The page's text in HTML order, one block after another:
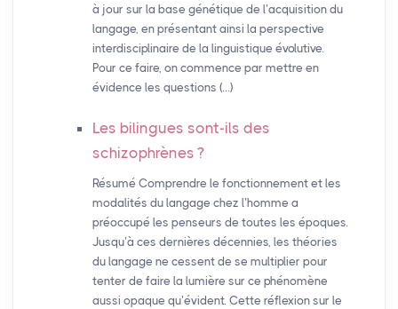
à jour sur la base génétique de l’acquisition du
langage, en présentant ainsi la perspective
interdisciplinaire de la linguistique évolutive.
Pour ce faire, on commence par mettre en
évidence les questions (…)
Les bilingues sont-ils des
schizophrènes ?
Résumé Comprendre le fonctionnement et les
modalités du langage chez l’homme a
préoccupé les penseurs de toutes les époques.
Jusqu’à ces dernières décennies, les théories
du langage ne cessent de se multiplier pour
tenter de faire la lumière sur ce phénomène
aussi opaque qu’évident. Cette réflexion sur le